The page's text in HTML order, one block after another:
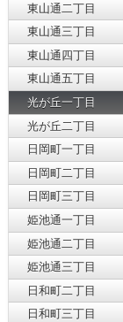
東山通二丁目
東山通三丁目
東山通四丁目
東山通五丁目
光が丘一丁目
光が丘二丁目
日岡町一丁目
日岡町二丁目
日岡町三丁目
姫池通一丁目
姫池通二丁目
姫池通三丁目
日和町二丁目
日和町三丁目